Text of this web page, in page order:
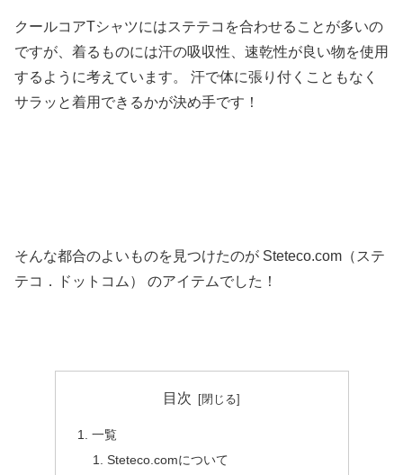
クールコアTシャツにはステテコを合わせることが多いの
ですが、着るものには汗の吸収性、速乾性が良い物を使用
するように考えています。 汗で体に張り付くこともなく
サラッと着用できるかが決め手です！
そんな都合のよいものを見つけたのが Steteco.com（ステ
テコ．ドットコム） のアイテムでした！
目次
一覧
Steteco.comについて